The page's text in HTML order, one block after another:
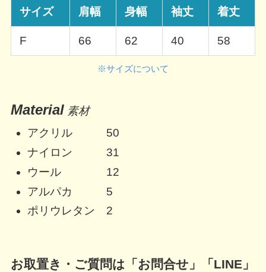
サイズ 肩幅 身幅 袖丈 着丈
F 66 62 40 58
※サイズについて
Material 素材
アクリル 50
ナイロン 31
ウール 12
アルパカ 5
ポリウレタン 2
お取置き・ご質問は「お問合せ」「LINE」